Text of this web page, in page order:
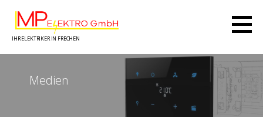
Inhalt
springen
IHR ELEKTRIKER IN FRECHEN
Medien